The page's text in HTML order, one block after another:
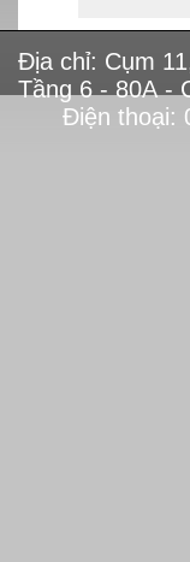
Địa chỉ: Cụm
Tầng 6 - 80A -
Điện